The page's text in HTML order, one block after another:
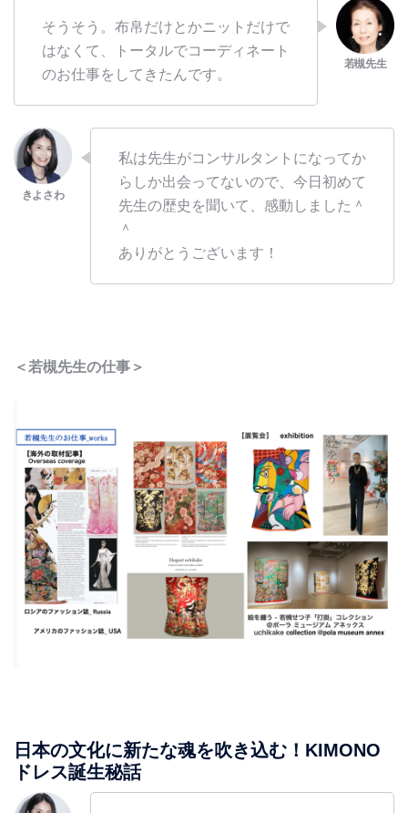
そうそう。布帛だけとかニットだけで
はなくて、トータルでコーディネート
のお仕事をしてきたんです。
私は先生がコンサルタントになってか
らしか出会ってないので、今日初めて
先生の歴史を聞いて、感動しました＾
＾
ありがとうございます！
＜若槻先生の仕事＞
日本の文化に新たな魂を吹き込む！KIMONO
ドレス誕生秘話